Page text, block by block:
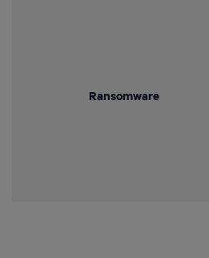
Ransomware